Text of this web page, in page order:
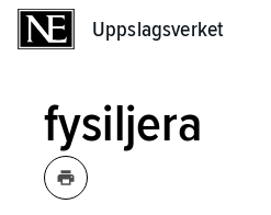
Uppslagsverket
fysiljera